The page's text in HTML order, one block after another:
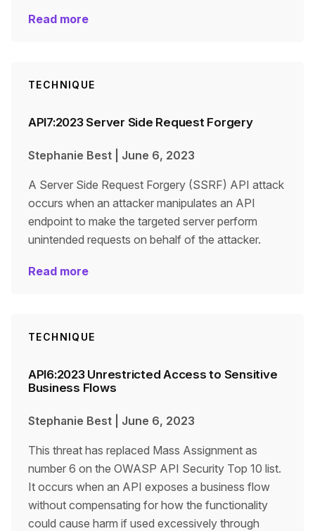
Read more
TECHNIQUE
API7:2023 Server Side Request Forgery
Stephanie Best June 6, 2023
A Server Side Request Forgery (SSRF) API attack
occurs when an attacker manipulates an API
endpoint to make the targeted server perform
unintended requests on behalf of the attacker.
Read more
TECHNIQUE
API6:2023 Unrestricted Access to Sensitive
Business Flows
Stephanie Best June 6, 2023
This threat has replaced Mass Assignment as
number 6 on the OWASP API Security Top 10 list.
It occurs when an API exposes a business flow
without compensating for how the functionality
could cause harm if used excessively through